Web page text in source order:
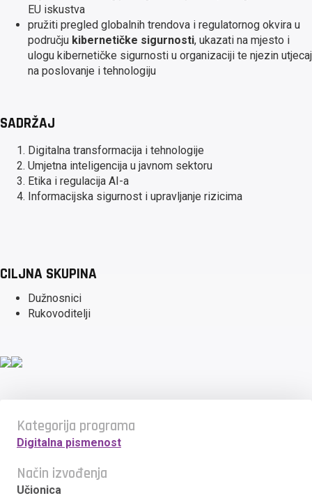
Kategorija programa
Digitalna pismenost
Način izvođenja
Učionica
EU iskustva
pružiti pregled globalnih trendova i regulatornog okvira u
području kibernetičke sigurnosti, ukazati na mjesto i
ulogu kibernetičke sigurnosti u organizaciji te njezin utjecaj
na poslovanje i tehnologiju
SADRŽAJ
Digitalna transformacija i tehnologije
Umjetna inteligencija u javnom sektoru
Etika i regulacija AI-a
Informacijska sigurnost i upravljanje rizicima
CILJNA SKUPINA
Dužnosnici
Rukovoditelji